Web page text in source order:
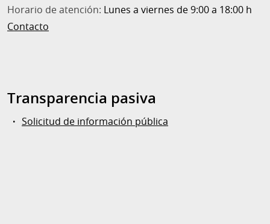
Horario de atención: Lunes a viernes de 9:00 a 18:00 h
Contacto
Transparencia pasiva
Solicitud de información pública